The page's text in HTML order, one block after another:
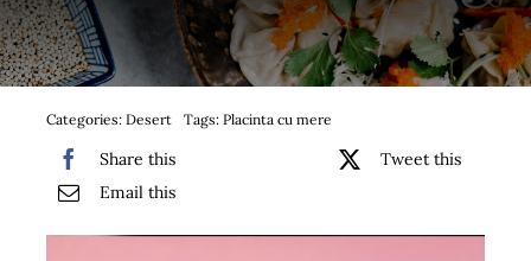
Bufet suedez si Coffee Break
Sushi
Categories: Desert Tags: Placinta cu mere
Share this
Tweet this
Email this